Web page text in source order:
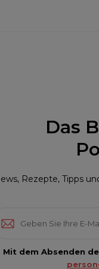
Das
Rezepte, Tipps
Mit dem Absenden